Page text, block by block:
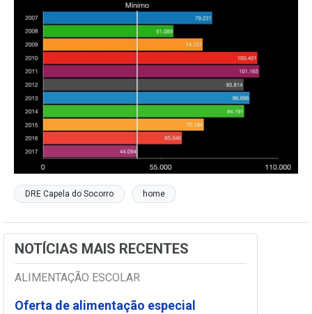
DRE Capela do Socorro home
NOTÍCIAS MAIS RECENTES
ALIMENTAÇÃO ESCOLAR
Oferta de alimentação especial